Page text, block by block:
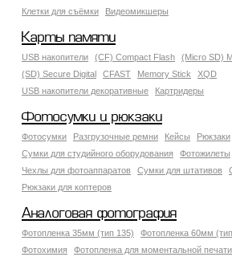
Клетки для съёмки
Видеомикшеры
Карты памяти
USB накопители (CF) Compact Flash
(Micro SD)
(SD) Secure Digital
CFAST Memory Stick
XQD
USB накопители декоративные
Картридеры
Фотосумки и рюкзаки
Фотосумки Разгрузочные ремни Кейсы Рюкзаки
Сумки для студийного оборудования
Фотожилеты
Чехлы для фотоаппаратов
Сумки для штативов
Рюкзаки для коптеров
Аналоговая фотография
Фотопленка 35мм (тип 135) Фотопленка 60мм
Фотохимия
Фотопленка для моментальной печати